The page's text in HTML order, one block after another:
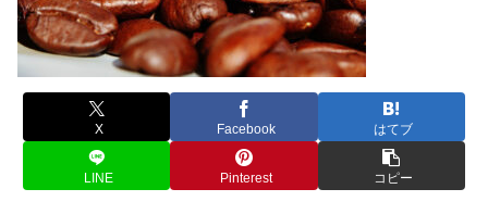
X Facebook はてブ
LINE Pinterest コピー